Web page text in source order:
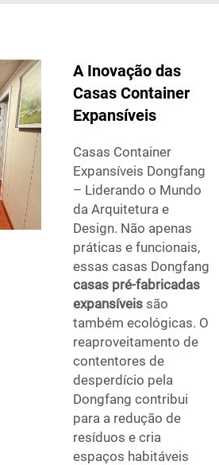
A Inovação das
Casas Container
Expansíveis
Casas Container
Expansíveis Dongfang
– Liderando o Mundo
da Arquitetura e
Design. Não apenas
práticas e funcionais,
essas casas Dongfang
casas pré-fabricadas
expansíveis são
também ecológicas. O
reaproveitamento de
contentores de
desperdício pela
Dongfang contribui
para a redução de
resíduos e cria
espaços habitáveis